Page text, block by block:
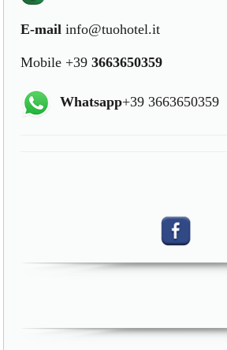
E-mail info@tuohotel.it
Mobile +393663650359
Whatsapp+39 3663650359